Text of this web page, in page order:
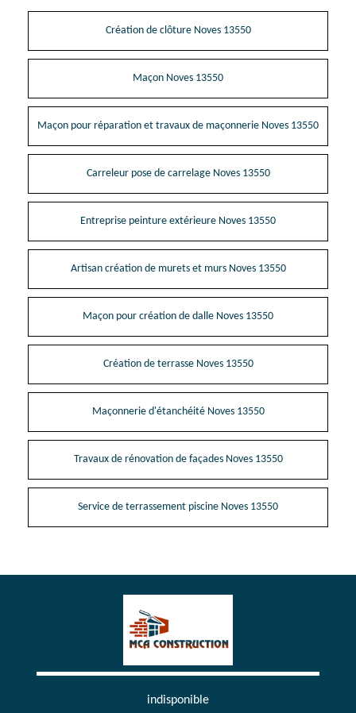
Création de clôture Noves 13550
Maçon Noves 13550
Maçon pour réparation et travaux de maçonnerie Noves 13550
Carreleur pose de carrelage Noves 13550
Entreprise peinture extérieure Noves 13550
Artisan création de murets et murs Noves 13550
Maçon pour création de dalle Noves 13550
Création de terrasse Noves 13550
Maçonnerie d'étanchéité Noves 13550
Travaux de rénovation de façades Noves 13550
Service de terrassement piscine Noves 13550
indisponible